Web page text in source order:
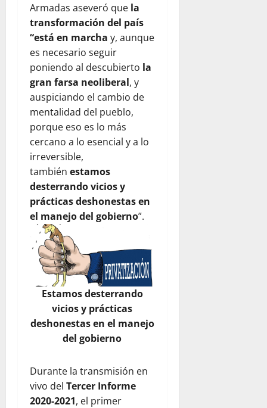
Armadas aseveró que la
transformación del país
“está en marcha y, aunque
es necesario seguir
poniendo al descubierto la
gran farsa neoliberal, y
auspiciando el cambio de
mentalidad del pueblo,
porque eso es lo más
cercano a lo esencial y a lo
irreversible,
también estamos
desterrando vicios y
prácticas deshonestas en
el manejo del gobierno”.
Estamos desterrando
vicios y prácticas
deshonestas en el manejo
del gobierno
Durante la transmisión en
vivo del Tercer Informe
2020-2021, el primer